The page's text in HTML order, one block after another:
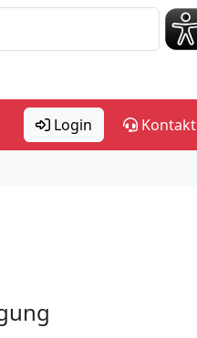
Login Kontakt